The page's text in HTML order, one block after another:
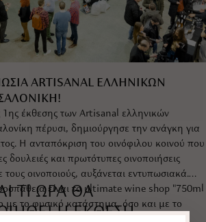
ARTISANAL ΕΛΛΗΝΙΚΩΝ
έκθεσης των Artisanal ελληνικών
πέρυσι, δημιούργησε την ανάγκη για
Η ανταπόκριση του οινόφιλου κοινού που
δουλειές και πρωτότυπες οινοποιήσεις
οινοποιούς, αυξάνεται εντυπωσιακά.
είναι το ultimate wine shop "750ml
με το φυσικό κατάστημα, όσο και με το
τη γευσιγνωσία ως χορηγός
ΤΙ ΩΡΑ ΘΑ
Η ΕΚΘΕΣΗ